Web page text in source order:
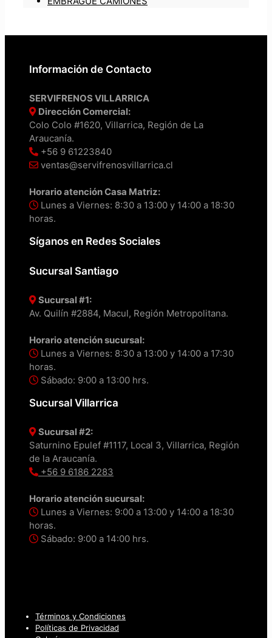
Información de Contacto
SERVIFRENOS VILLARRICA
Dirección Comercial:
Colo Colo #1620, Villarrica, Región de La
Araucanía.
+56 9 61223840
ventas@servifrenosvillarrica.cl
Horario atención Casa Matriz:
Lunes a Viernes: 8:30 a 13:00 y 14:00 a 18:30
horas.
Síganos en Redes Sociales
Sucursal Santiago
Sucursal #1:
Av. Quilín #2884, Macul, Región Metropolitana.
Horario atención sucursal:
Lunes a Viernes: 8:30 a 13:00 y 14:00 a 17:30
horas.
Sábado: 9:00 a 13:00 hrs.
Sucursal Villarrica
Sucursal #2:
Saturnino Epulef #1117, Local 3, Villarrica, Región
de la Araucanía.
+56 9 6186 2283
Horario atención sucursal:
Lunes a Viernes: 9:00 a 13:00 y 14:00 a 18:30
horas.
Sábado: 9:00 a 14:00 hrs.
Términos y Condiciones
Políticas de Privacidad